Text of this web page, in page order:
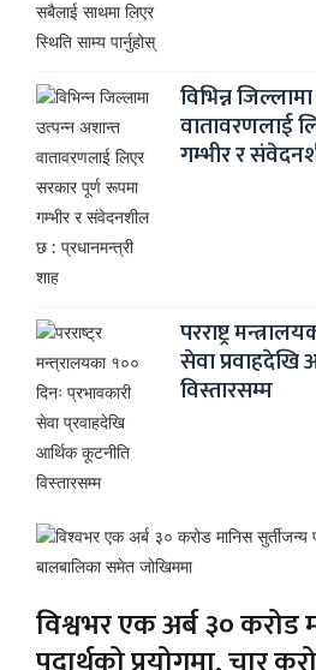
विभिन्न
वातावरणलाई
गम्भीर र
परराष्ट्र
सेवा प्रवाहदेखि
विस्तारसम्म
विश्वभर एक अर्ब ३० करोड